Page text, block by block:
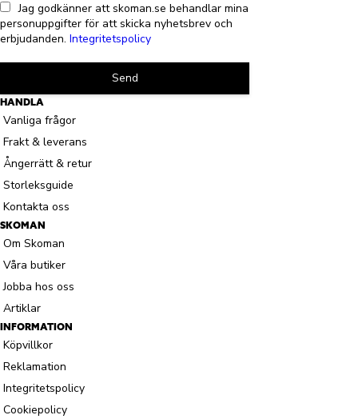
Jag godkänner att skoman.se behandlar mina
personuppgifter för att skicka nyhetsbrev och
erbjudanden. Integritetspolicy
Send
HANDLA
Vanliga frågor
Frakt & leverans
Ångerrätt & retur
Storleksguide
Kontakta oss
SKOMAN
Om Skoman
Våra butiker
Jobba hos oss
Artiklar
INFORMATION
Köpvillkor
Reklamation
Integritetspolicy
Cookiepolicy